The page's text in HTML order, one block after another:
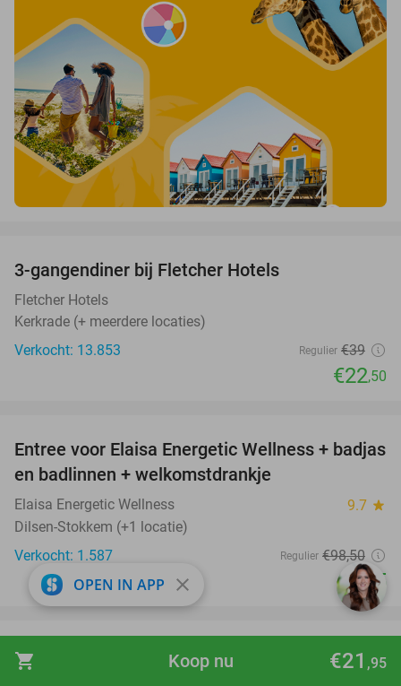
shopping_cart €21 ,95
Koop nu
3-gangendiner bij Fletcher Hotels
Fletcher Hotels
Kerkrade (+ meerdere locaties)
Verkocht: 13.853
Regulier €39
€22,50
34%
Entree voor Elaisa Energetic Wellness + badjas
en badlinnen + welkomstdrankje
Elaisa Energetic Wellness 9.7 star
Dilsen-Stokkem (+1 locatie)
Verkocht: 1.587
Regulier €98,50
€65
17%
favorite_border
Entree voor klimpark Adventure Valley + evt. 5
OPEN IN APP close